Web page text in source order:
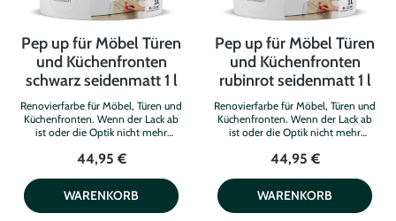
Pep up für Möbel Türen
und Küchenfronten
schwarz seidenmatt 1 l
Renovierfarbe für Möbel, Türen und
Küchenfronten. Wenn der Lack ab
ist oder die Optik nicht mehr
Renovierfarbe für Möbel, Türen und
Besondere an diesem Produkt: .
keine zusätzliche Grundierung
notwendig . stoß- und kratzfest für
44,95 €
WARENKORB
Pep up für Möbel Türen
und Küchenfronten
rubinrot seidenmatt 1 l
Renovierfarbe für Möbel, Türen und
Küchenfronten. Wenn der Lack ab
ist oder die Optik nicht mehr
Renovierfarbe für Möbel, Türen und
Besondere an diesem Produkt: .
keine zusätzliche Grundierung
notwendig . stoß- und kratzfest für
44,95 €
WARENKORB